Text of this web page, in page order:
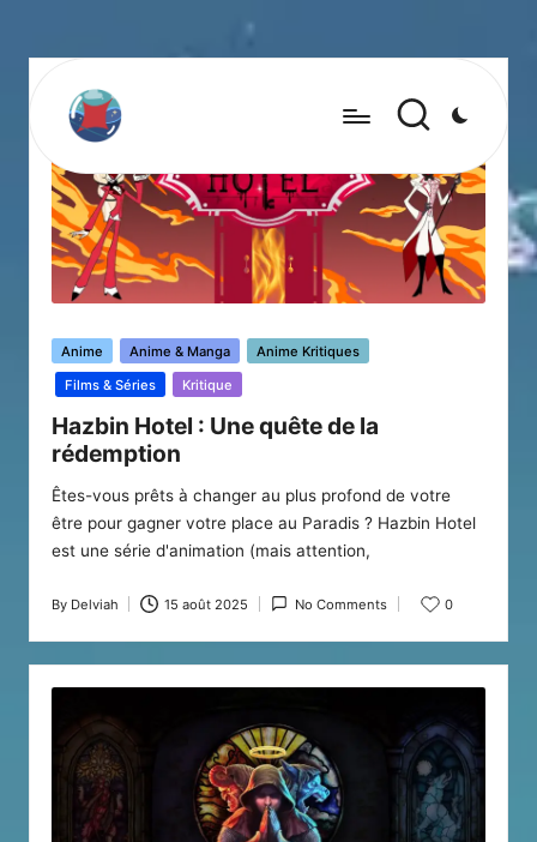
Posted
in
Anime Anime & Manga
Anime Kritiques
Films & Séries
Kritique
Hazbin Hotel : Une quête de la
rédemption
Êtes-vous prêts à changer au plus profond de votre
être pour gagner votre place au Paradis ? Hazbin Hotel
est une série d'animation (mais attention,
Posted
by
By Delviah 15 août 2025 No Comments 0